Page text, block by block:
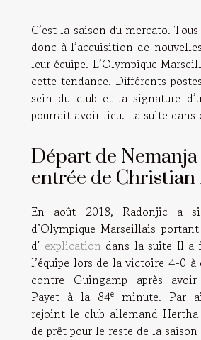
C’est la saison du mercato.
donc à l’acquisition de
leur équipe. L’Olympique
cette tendance. Différents
sein du club et la signature
pourrait avoir lieu. La suite dans
Départ de
entrée de Christian
En août 2018, Radonjic a
d’Olympique Marseillais
d' explication dans la suite Il a
l’équipe lors de la victoire 4-0
contre Guingamp après
Payet à la 84e
minute. Par
rejoint le club allemand Hertha
de prêt pour le reste de la